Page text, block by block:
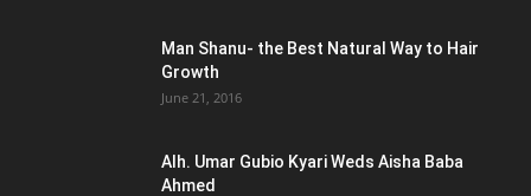
Man Shanu- the Best Natural Way to Hair
Growth
June 21, 2016
Alh. Umar Gubio Kyari Weds Aisha Baba
Ahmed